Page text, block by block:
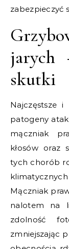
zabezpieczyć
jarych
skutki
Najczęstsze i
patogeny
mączniak
kłosów oraz
tych chorób
Mączniak
nalotem na
zdolność
zmniejszając